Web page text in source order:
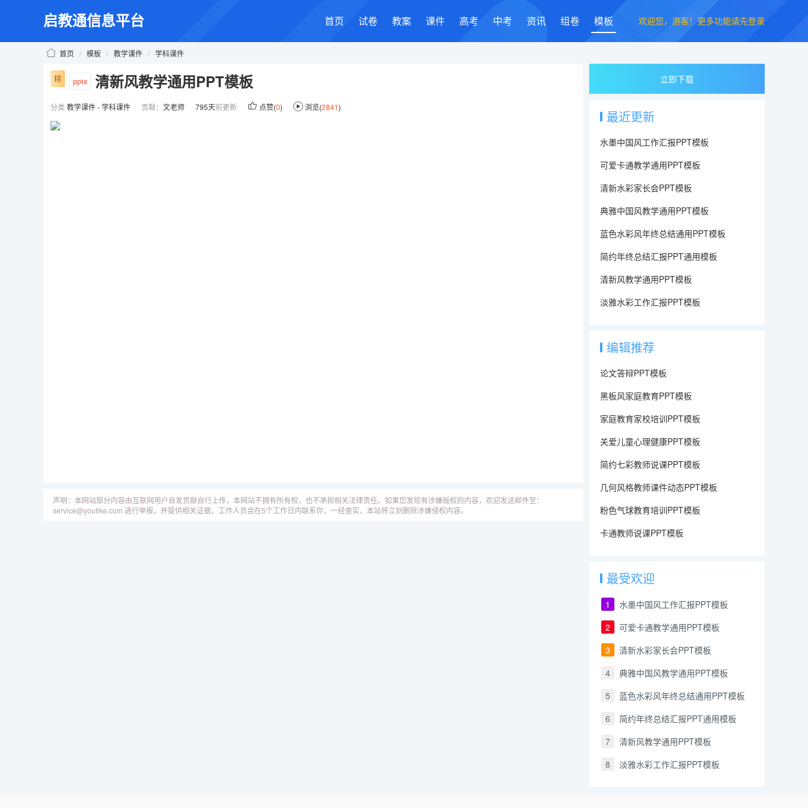
启教通信息平台 欢迎您，游客！更多功能请先登录
首页 试卷 教案 课件 高考 中考 资讯 组卷 模板
首页 / 模板 / 教学课件 / 学科课件
精 pptx 清新风教学通用PPT模板
分类 教学课件-学科课件 贡献： 文老师 795天前更新 点赞(0) 浏览(2841)
声明：本网站部分内容由互联网用户自发贡献自行上传，本网站不拥有所有权，也不承担相关法律责任。如果您发现有涉嫌版权的内容，欢迎发送邮件至：
service@youtike.com 进行举报，并提供相关证据，工作人员会在5个工作日内联系你，一经查实，本站将立刻删除涉嫌侵权内容。
立即下载
最近更新
水墨中国风工作汇报PPT模板
可爱卡通教学通用PPT模板
清新水彩家长会PPT模板
典雅中国风教学通用PPT模板
蓝色水彩风年终总结通用PPT模板
简约年终总结汇报PPT通用模板
清新风教学通用PPT模板
淡雅水彩工作汇报PPT模板
编辑推荐
论文答辩PPT模板
黑板风家庭教育PPT模板
家庭教育家校培训PPT模板
关爱儿童心理健康PPT模板
简约七彩教师说课PPT模板
几何风格教师课件动态PPT模板
粉色气球教育培训PPT模板
卡通教师说课PPT模板
最受欢迎
1
水墨中国风工作汇报PPT模板
2
可爱卡通教学通用PPT模板
3
清新水彩家长会PPT模板
4
典雅中国风教学通用PPT模板
5
蓝色水彩风年终总结通用PPT模板
6
简约年终总结汇报PPT通用模板
7
清新风教学通用PPT模板
8
淡雅水彩工作汇报PPT模板